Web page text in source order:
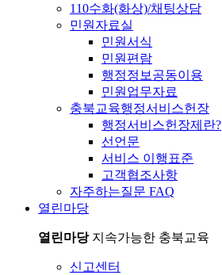
110수화(화상)/채팅상담
민원자료실
민원서식
민원편람
행정정보공동이용
민원업무자료
충북교육행정서비스헌장
행정서비스헌장제란?
선언문
서비스 이행표준
고객협조사항
자주하는질문 FAQ
열린마당
열린마당 지속가능한 충북교육
신고센터